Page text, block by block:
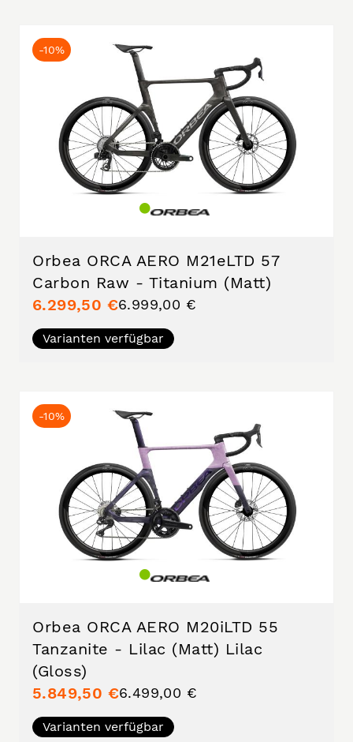
-10%
Orbea ORCA AERO M21eLTD 57
Carbon Raw - Titanium (Matt)
6.299,50 €6.999,00 €
Varianten verfügbar
-10%
Orbea ORCA AERO M20iLTD 55
Tanzanite - Lilac (Matt) Lilac
(Gloss)
5.849,50 €6.499,00 €
Varianten verfügbar